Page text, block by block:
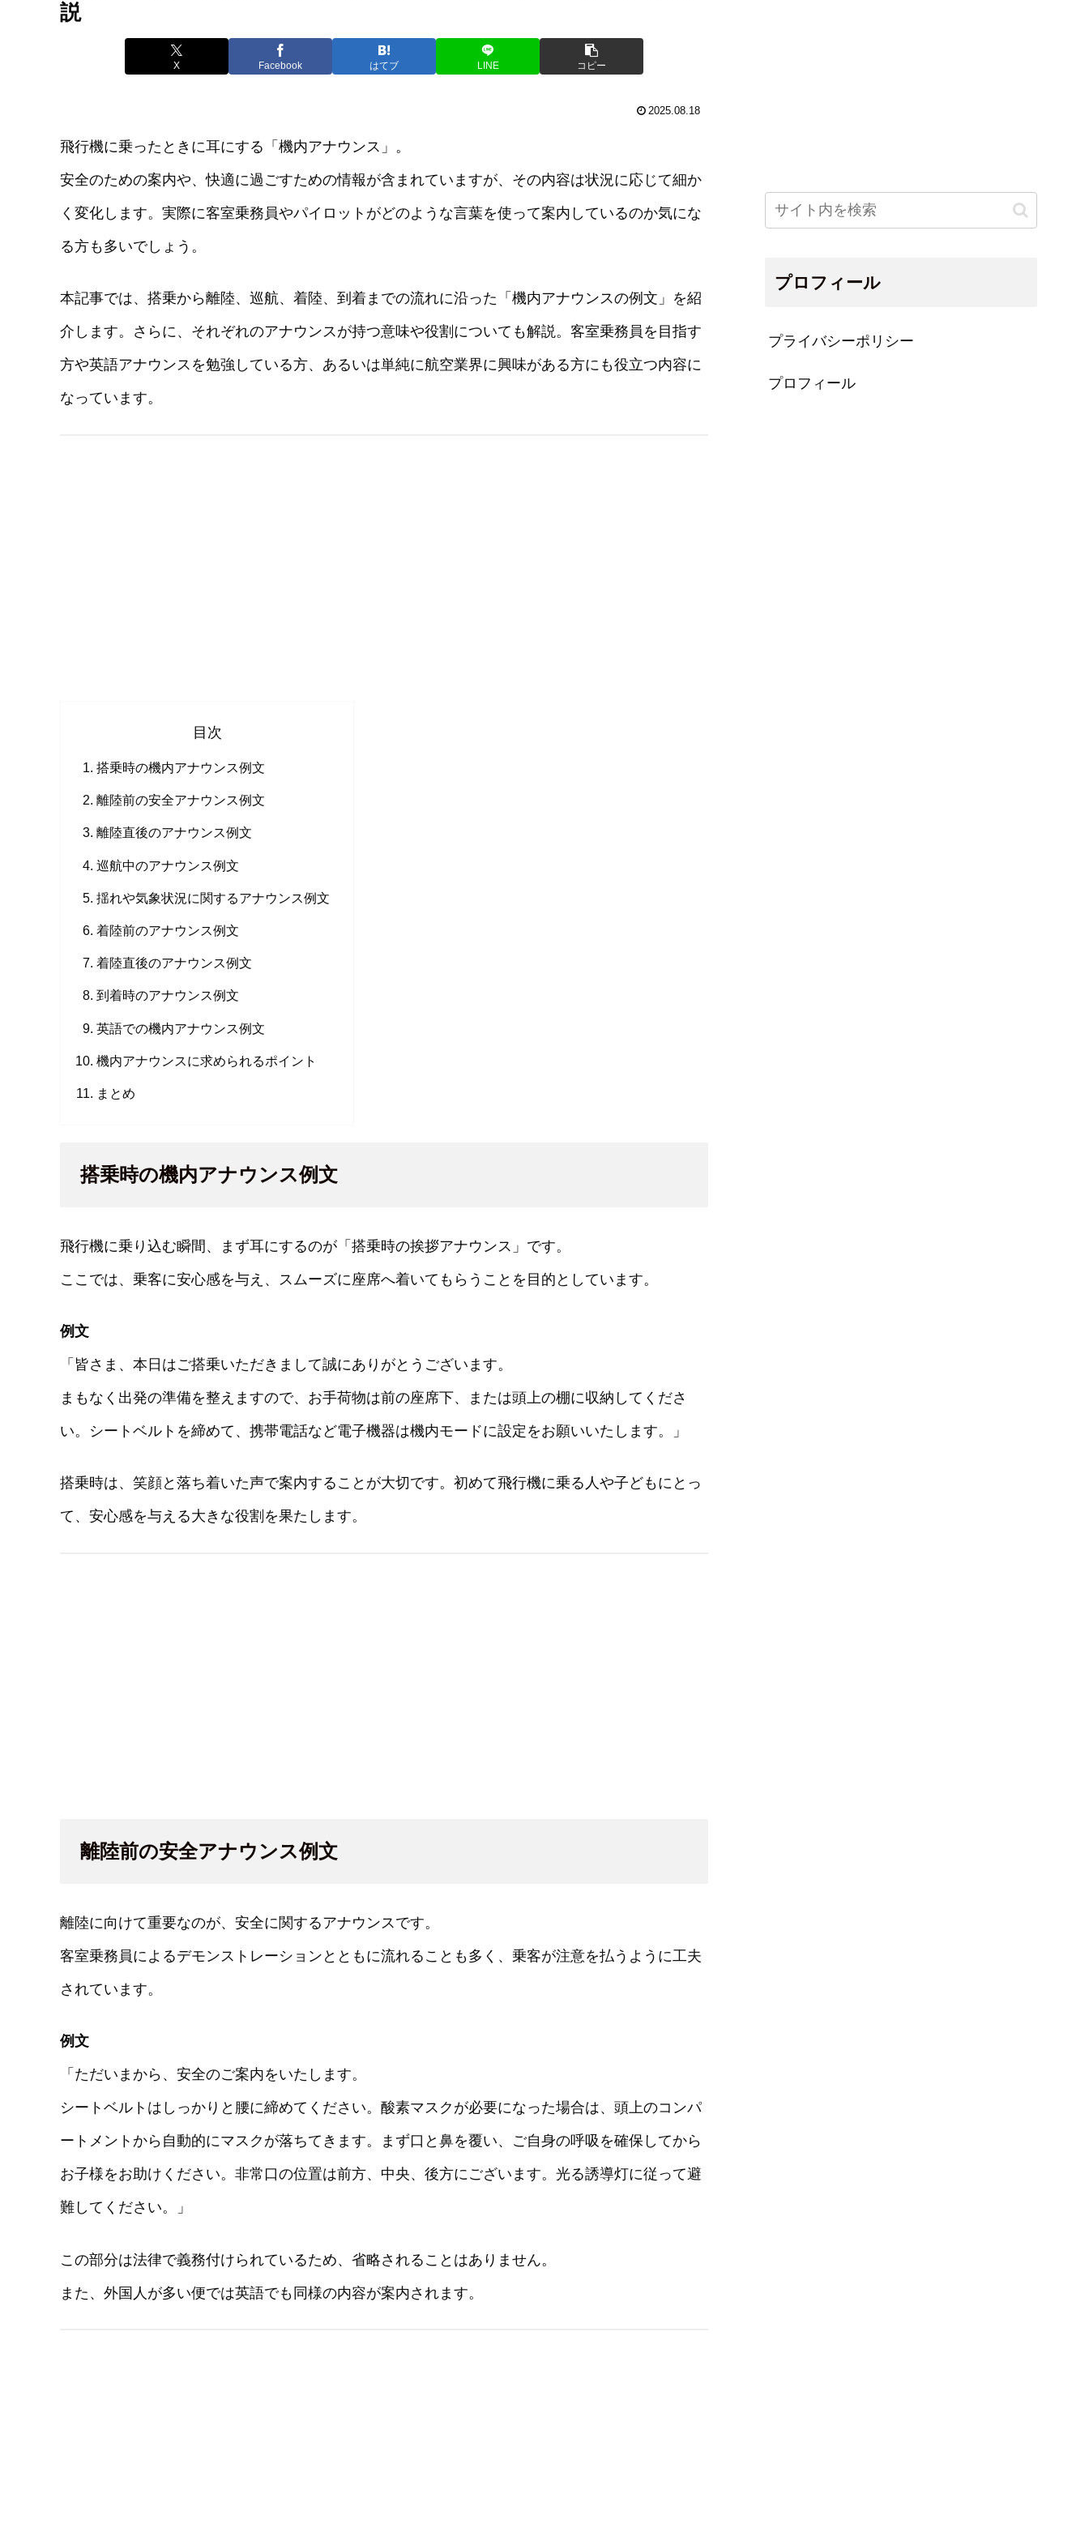
説
X Facebook はてブ LINE コピー
2025.08.18
飛行機に乗ったときに耳にする「機内アナウンス」。
安全のための案内や、快適に過ごすための情報が含まれていますが、その内容は状況に応じて細か
く変化します。実際に客室乗務員やパイロットがどのような言葉を使って案内しているのか気にな
る方も多いでしょう。
本記事では、搭乗から離陸、巡航、着陸、到着までの流れに沿った「機内アナウンスの例文」を紹
介します。さらに、それぞれのアナウンスが持つ意味や役割についても解説。客室乗務員を目指す
方や英語アナウンスを勉強している方、あるいは単純に航空業界に興味がある方にも役立つ内容に
なっています。
目次
搭乗時の機内アナウンス例文
離陸前の安全アナウンス例文
離陸直後のアナウンス例文
巡航中のアナウンス例文
揺れや気象状況に関するアナウンス例文
着陸前のアナウンス例文
着陸直後のアナウンス例文
到着時のアナウンス例文
英語での機内アナウンス例文
機内アナウンスに求められるポイント
まとめ
搭乗時の機内アナウンス例文
飛行機に乗り込む瞬間、まず耳にするのが「搭乗時の挨拶アナウンス」です。
ここでは、乗客に安心感を与え、スムーズに座席へ着いてもらうことを目的としています。
例文
「皆さま、本日はご搭乗いただきまして誠にありがとうございます。
まもなく出発の準備を整えますので、お手荷物は前の座席下、または頭上の棚に収納してくださ
い。シートベルトを締めて、携帯電話など電子機器は機内モードに設定をお願いいたします。」
搭乗時は、笑顔と落ち着いた声で案内することが大切です。初めて飛行機に乗る人や子どもにとっ
て、安心感を与える大きな役割を果たします。
離陸前の安全アナウンス例文
離陸に向けて重要なのが、安全に関するアナウンスです。
客室乗務員によるデモンストレーションとともに流れることも多く、乗客が注意を払うように工夫
されています。
例文
「ただいまから、安全のご案内をいたします。
シートベルトはしっかりと腰に締めてください。酸素マスクが必要になった場合は、頭上のコンパ
ートメントから自動的にマスクが落ちてきます。まず口と鼻を覆い、ご自身の呼吸を確保してから
お子様をお助けください。非常口の位置は前方、中央、後方にございます。光る誘導灯に従って避
難してください。」
この部分は法律で義務付けられているため、省略されることはありません。
また、外国人が多い便では英語でも同様の内容が案内されます。
プロフィール
プライバシーポリシー
プロフィール